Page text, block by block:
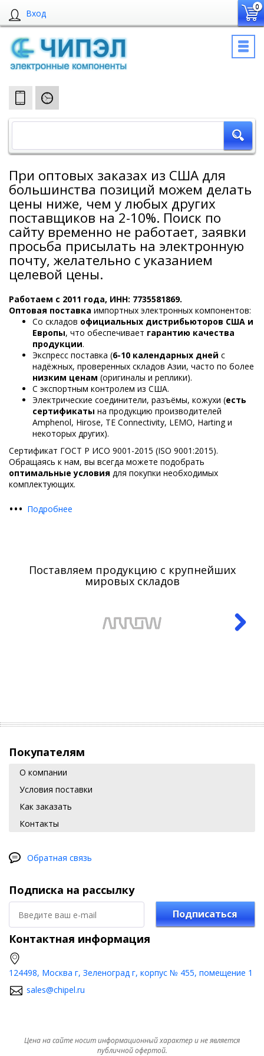
Вход
0
При оптовых заказах из США для
большинства позиций можем делать
цены ниже, чем у любых других
поставщиков на 2-10%. Поиск по
сайту временно не работает, заявки
просьба присылать на электронную
почту, желательно с указанием
целевой цены.
Работаем с 2011 года, ИНН: 7735581869.
Оптовая поставка импортных электронных компонентов:
Со складов официальных дистрибьюторов США и
Европы, что обеспечивает гарантию качества
продукции.
Экспресс поставка (6-10 календарных дней с
надёжных, проверенных складов Азии, часто по более
низким ценам (оригиналы и реплики).
С экспортным контролем из США.
Электрические соединители, разъёмы, кожухи (есть
сертификаты на продукцию производителей
Amphenol, Hirose, TE Connectivity, LEMO, Harting и
некоторых других).
Сертификат ГОСТ Р ИСО 9001-2015 (ISO 9001:2015).
Обращаясь к нам, вы всегда можете подобрать
оптимальные условия для покупки необходимых
комплектующих.
••• Подробнее
Поставляем продукцию с крупнейших
мировых складов
Покупателям
О компании
Условия поставки
Как заказать
Контакты
Обратная связь
Подписка на рассылку
Подписаться
Контактная информация
124498, Москва г, Зеленоград г, корпус № 455, помещение 1
sales@chipel.ru
Цена на сайте носит информационный характер и не является
публичной офертой.